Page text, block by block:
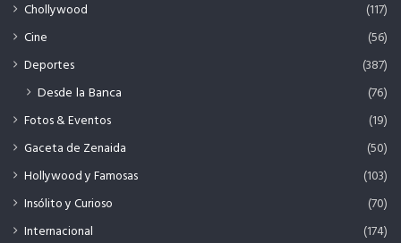
Chollywood
(117)
Cine
(56)
Deportes
(387)
Desde la Banca (76)
Fotos & Eventos
(19)
Gaceta de Zenaida
(50)
Hollywood y Famosas
(103)
Insólito y Curioso
(70)
Internacional
(174)